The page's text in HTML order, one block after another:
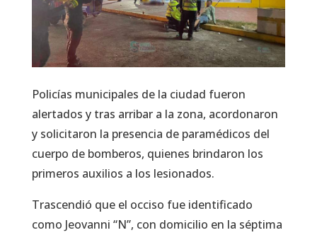
Policías municipales de la ciudad fueron
alertados y tras arribar a la zona, acordonaron
y solicitaron la presencia de paramédicos del
cuerpo de bomberos, quienes brindaron los
primeros auxilios a los lesionados.
Trascendió que el occiso fue identificado
como Jeovanni “N”, con domicilio en la séptima